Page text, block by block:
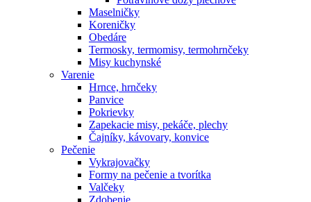
Maselničky
Koreničky
Obedáre
Termosky, termomisy, termohrnčeky
Misy kuchynské
Varenie
Hrnce, hrnčeky
Panvice
Pokrievky
Zapekacie misy, pekáče, plechy
Čajníky, kávovary, konvice
Pečenie
Vykrajovačky
Formy na pečenie a tvorítka
Valčeky
Zdobenie